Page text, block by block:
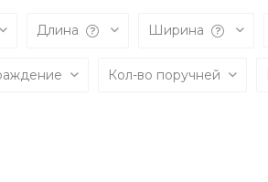
Длина Ширина
Кол-во поручней